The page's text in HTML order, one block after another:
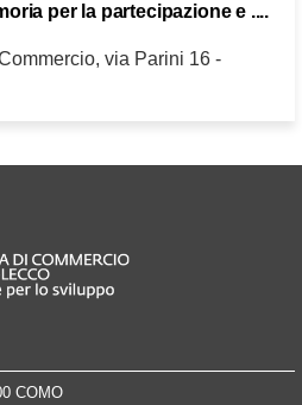
per la partecipazione e ....
via Parini 16 -
COMO